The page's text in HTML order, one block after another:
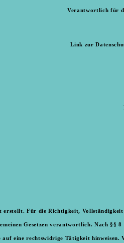
Verantwortlich für
Link zur
Für die Richtigkeit,
Gesetzen verantwortlich. Nach
auf eine rechtswidrige Tätigkeit